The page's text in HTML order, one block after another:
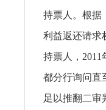
持票人。根据
利益返还请求
持票人，
都分行询问直
足以推翻二审